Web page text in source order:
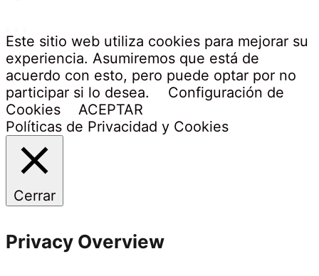
Este sitio web utiliza cookies para mejorar su
experiencia. Asumiremos que está de
acuerdo con esto, pero puede optar por no
participar si lo desea.
Configuración de
Cookies
ACEPTAR
Políticas de Privacidad y Cookies
Cerrar
Privacy Overview